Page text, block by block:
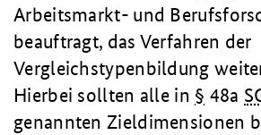
Arbeitsmarkt- und
beauftragt, das Verfahren der
Vergleichstypenbildung
Hierbei sollten alle in § 48a
genannten Zieldimensionen